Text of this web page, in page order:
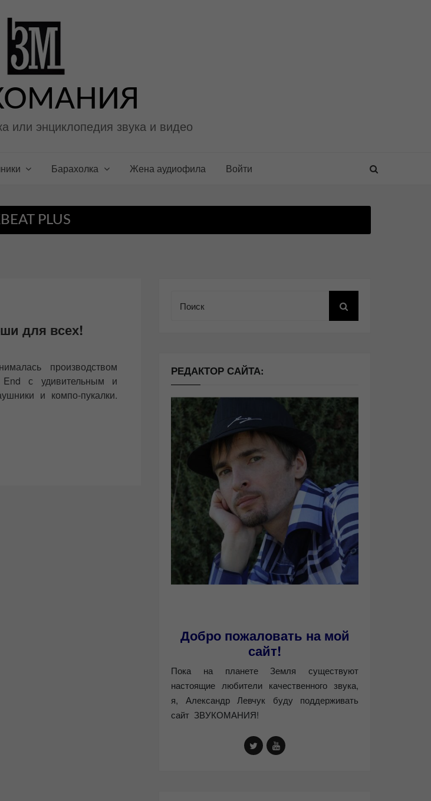
или энциклопедия звука и видео
Барахолка Жена аудиофила Войти
PLUS
для всех!
производством
End с удивительным и
и компо-пукалки.
РЕДАКТОР САЙТА:
Добро пожаловать на мой
сайт!
Пока на планете Земля существуют
настоящие любители качественного звука,
я, Александр Левчук буду поддерживать
сайт ЗВУКОМАНИЯ!